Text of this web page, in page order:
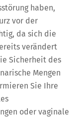
haben,
vor der
da sich die
verändert
Sicherheit des
Mengen
Sie Ihre
oder vaginale